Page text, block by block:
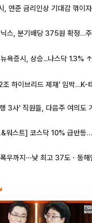
뉴욕증시, 상승...나스닥 1.3% ↑